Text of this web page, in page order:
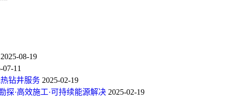
2025-08-19
07-11
钻井服务 2025-02-19
探·高效施工·可持续能源解决 2025-02-19